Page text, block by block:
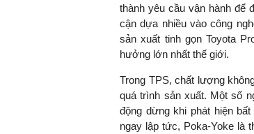
thành yêu cầu vận hành để
cận dựa nhiều vào công
sản xuất tinh gọn Toyota
hưởng lớn nhất thế giới.
Trong TPS, chất lượng
quá trình sản xuất. Một số
động dừng khi phát hiện
ngay lập tức, Poka-Yoke là